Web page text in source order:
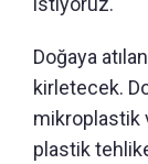
Doğaya
kirletecek.
mikroplastik
plastik